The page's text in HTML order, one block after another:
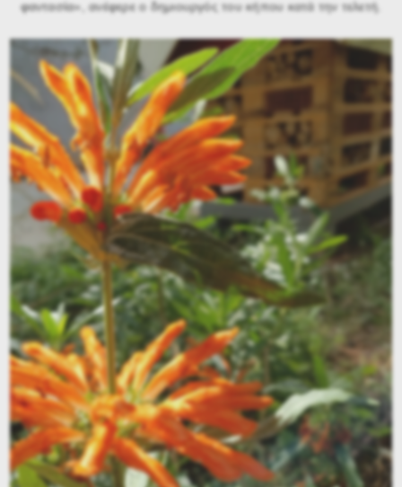
φαντασία», ανέφερε ο δημιουργός του κήπου κατά την τελετή.